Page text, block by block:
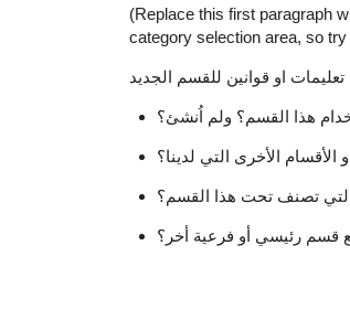
(Replace this first paragraph
category selection area, so
هذا القسم؟ ولم اُنشئ؟
الأخرى التي لدينا؟
تصنف تحت هذا القسم؟
قسم رئيسي أو فرعية أخر؟